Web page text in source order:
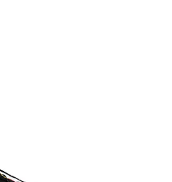
DE RANDONNÉE XT-6